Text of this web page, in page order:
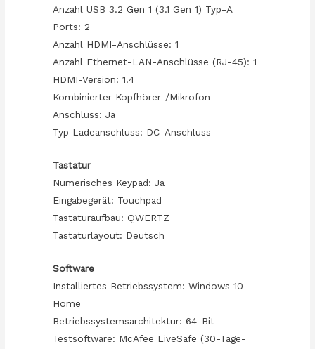
Anzahl USB 3.2 Gen 1 (3.1 Gen 1) Typ-A
Ports: 2
Anzahl HDMI-Anschlüsse: 1
Anzahl Ethernet-LAN-Anschlüsse (RJ-45): 1
HDMI-Version: 1.4
Kombinierter Kopfhörer-/Mikrofon-
Anschluss: Ja
Typ Ladeanschluss: DC-Anschluss
Tastatur
Numerisches Keypad: Ja
Eingabegerät: Touchpad
Tastaturaufbau: QWERTZ
Tastaturlayout: Deutsch
Software
Installiertes Betriebssystem: Windows 10
Home
Betriebssystemsarchitektur: 64-Bit
Testsoftware: McAfee LiveSafe (30-Tage-